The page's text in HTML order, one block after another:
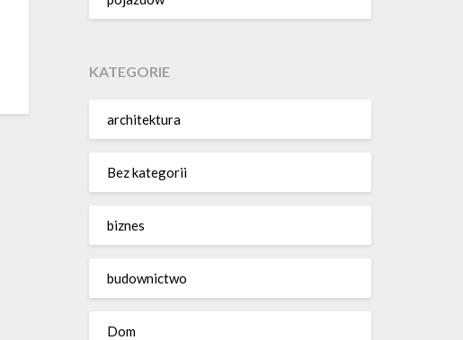
KATEGORIE
architektura
Bez kategorii
biznes
budownictwo
Dom